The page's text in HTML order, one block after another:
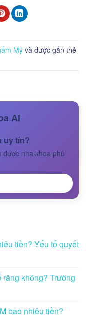
Mỹ và được gắn thẻ
AI
uy tín?
được nha khoa phù
tiền? Yếu tố quyết
không? Trường
bao nhiêu tiền?